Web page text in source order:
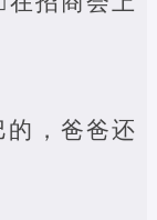
，爸爸还